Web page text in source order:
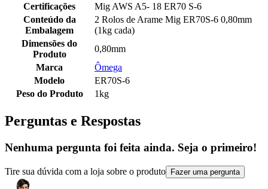
Certificações
Mig AWS A5- 18 ER70 S-6
Conteúdo da
Embalagem
2 Rolos de Arame Mig ER70S-6 0,80mm
(1kg cada)
Dimensões do
Produto
0,80mm
Marca
Ômega
Modelo
ER70S-6
Peso do Produto
1kg
Perguntas e Respostas
Nenhuma pergunta foi feita ainda. Seja o primeiro!
Tire sua dúvida com a loja sobre o produto Fazer uma pergunta